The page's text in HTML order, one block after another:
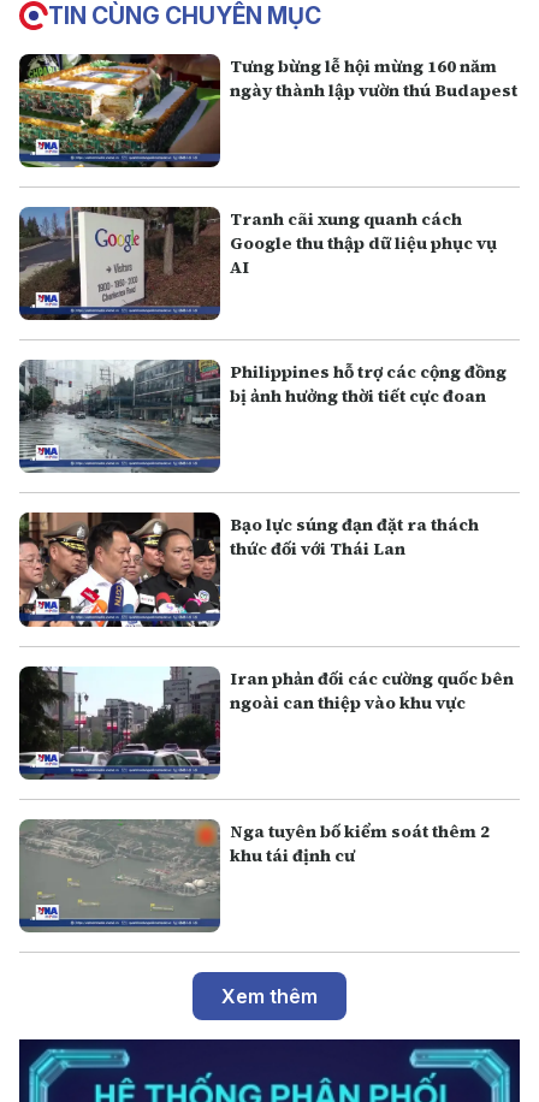
TIN CÙNG CHUYÊN MỤC
Tưng bừng lễ hội mừng 160 năm
ngày thành lập vườn thú Budapest
Tranh cãi xung quanh cách
Google thu thập dữ liệu phục vụ
AI
Philippines hỗ trợ các cộng đồng
bị ảnh hưởng thời tiết cực đoan
Bạo lực súng đạn đặt ra thách
thức đối với Thái Lan
Iran phản đối các cường quốc bên
ngoài can thiệp vào khu vực
Nga tuyên bố kiểm soát thêm 2
khu tái định cư
Xem thêm